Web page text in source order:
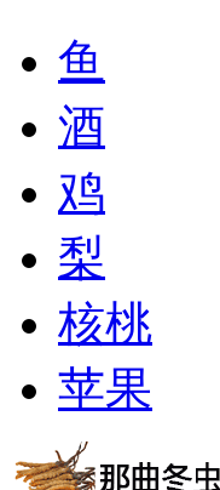
鱼
酒
鸡
梨
核桃
苹果